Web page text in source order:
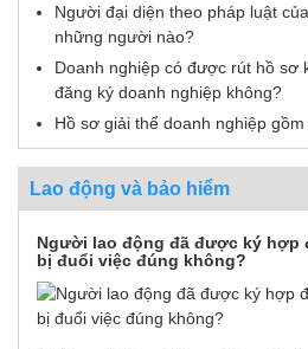
Người đại diện theo pháp luật
những người nào?
Doanh nghiệp có được rút hồ sơ
đăng ký doanh nghiệp không?
Hồ sơ giải thể doanh nghiệp
Lao động và bảo hiểm
Người lao động đã được ký hợp
bị đuổi việc đúng không?